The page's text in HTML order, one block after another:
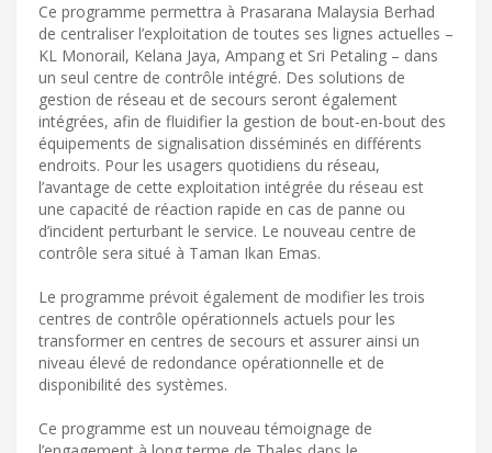
Ce programme permettra à Prasarana Malaysia Berhad
de centraliser l’exploitation de toutes ses lignes actuelles –
KL Monorail, Kelana Jaya, Ampang et Sri Petaling – dans
un seul centre de contrôle intégré. Des solutions de
gestion de réseau et de secours seront également
intégrées, afin de fluidifier la gestion de bout-en-bout des
équipements de signalisation disséminés en différents
endroits. Pour les usagers quotidiens du réseau,
l’avantage de cette exploitation intégrée du réseau est
une capacité de réaction rapide en cas de panne ou
d’incident perturbant le service. Le nouveau centre de
contrôle sera situé à Taman Ikan Emas.
Le programme prévoit également de modifier les trois
centres de contrôle opérationnels actuels pour les
transformer en centres de secours et assurer ainsi un
niveau élevé de redondance opérationnelle et de
disponibilité des systèmes.
Ce programme est un nouveau témoignage de